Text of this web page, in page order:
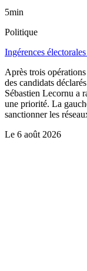
5min
Politique
Ingérences
Après trois
des candidats
Sébastien Lecornu a
une priorité. La
sanctionner les
Le 6 août 2026